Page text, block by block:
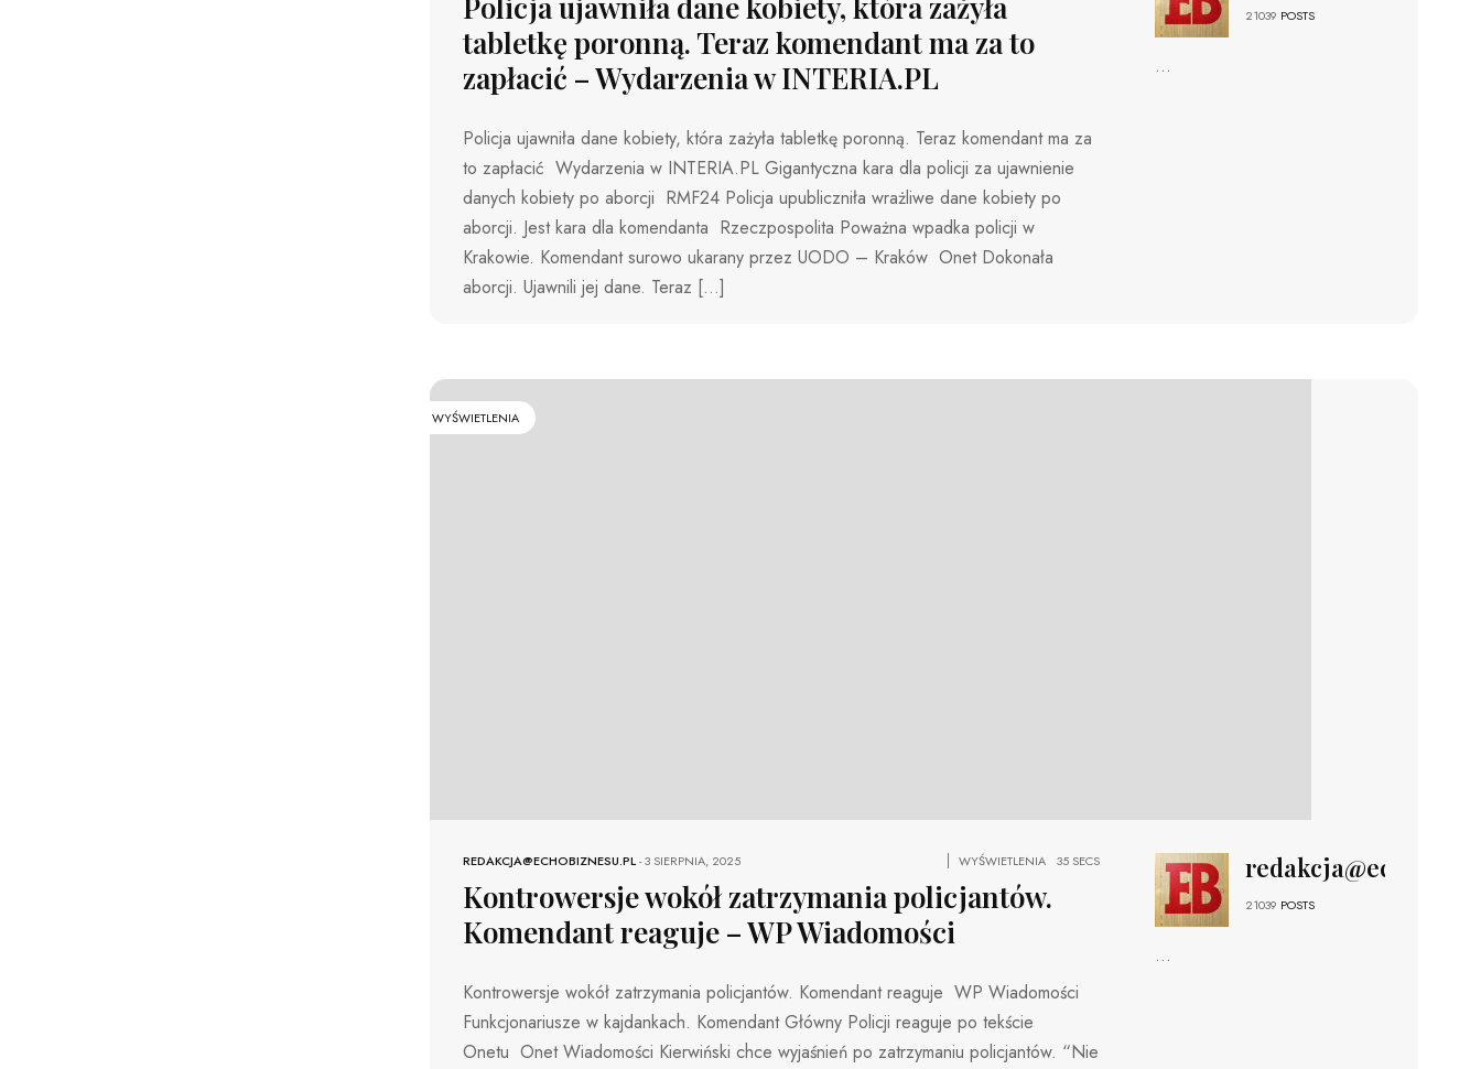
tabletkę poronną. Teraz komendant ma za to
zapłacić – Wydarzenia w INTERIA.PL
Policja ujawniła dane kobiety, która zażyła tabletkę poronną. Teraz komendant ma za
to zapłacić Wydarzenia w INTERIA.PL ​Gigantyczna kara dla policji za ujawnienie
danych kobiety po aborcji RMF24 Policja upubliczniła wrażliwe dane kobiety po
aborcji. Jest kara dla komendanta Rzeczpospolita Poważna wpadka policji w
Krakowie. Komendant surowo ukarany przez UODO – Kraków Onet Dokonała
aborcji. Ujawnili jej dane. Teraz […]
21039 POSTS
...
WYŚWIETLENIA
REDAKCJA@ECHOBIZNESU.PL -3 SIERPNIA, 2025 WYŚWIETLENIA 35 SECS
Kontrowersje wokół zatrzymania policjantów.
Komendant reaguje – WP Wiadomości
Kontrowersje wokół zatrzymania policjantów. Komendant reaguje WP Wiadomości
Funkcjonariusze w kajdankach. Komendant Główny Policji reaguje po tekście
Onetu Onet Wiadomości Kierwiński chce wyjaśnień po zatrzymaniu policjantów. “Nie
21039 POSTS
...